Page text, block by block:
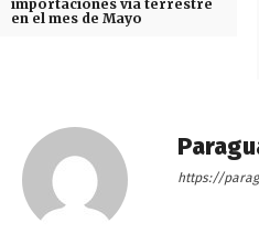
importaciones vía terrestre
en el mes de Mayo
https://